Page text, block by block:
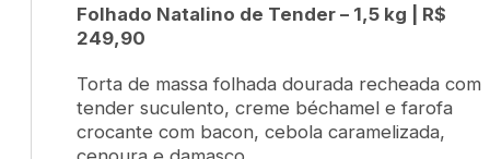
Folhado Natalino de Tender – 1,5 kg | R$
249,90
Torta de massa folhada dourada recheada com
tender suculento, creme béchamel e farofa
crocante com bacon, cebola caramelizada,